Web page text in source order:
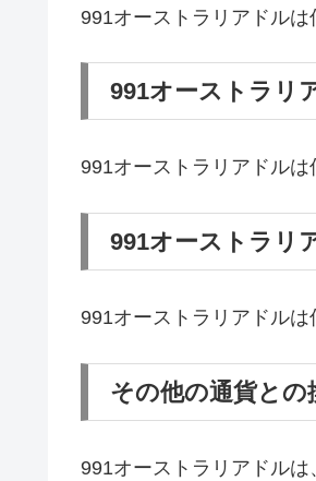
991オーストラリアドルは
991オーストラリ
991オーストラリアドルは
991オーストラリ
991オーストラリアドルは
その他の通貨との
991オーストラリアドルは